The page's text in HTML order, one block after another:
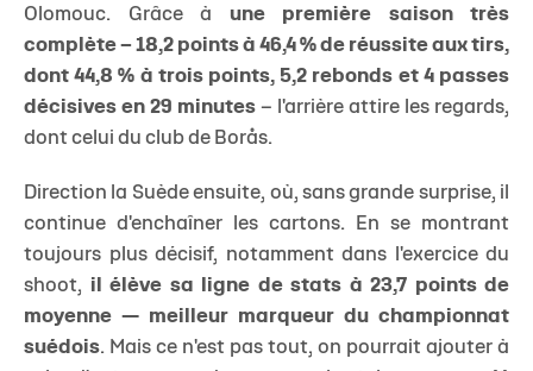
Olomouc. Grâce à une première saison très
complète – 18,2 points à 46,4 % de réussite aux tirs,
dont 44,8 % à trois points, 5,2 rebonds et 4 passes
décisives en 29 minutes – l'arrière attire les regards,
dont celui du club de Borås.
Direction la Suède ensuite, où, sans grande surprise, il
continue d'enchaîner les cartons. En se montrant
toujours plus décisif, notamment dans l'exercice du
shoot, il élève sa ligne de stats à 23,7 points de
moyenne — meilleur marqueur du championnat
suédois. Mais ce n'est pas tout, on pourrait ajouter à